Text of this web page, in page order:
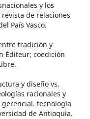
y los
de relaciones
País Vasco.
tradición y
Éditeur; coedición
y diseño vs.
racionales y
tecnología
de Antioquia.